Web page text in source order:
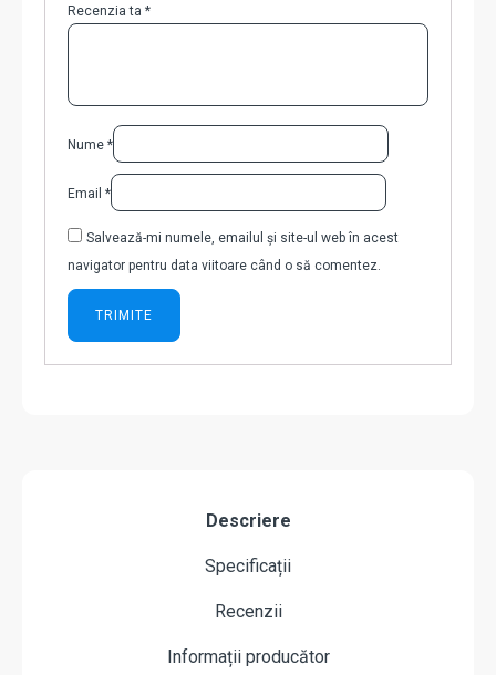
Recenzia ta *
Nume *
Email *
Salvează-mi numele, emailul și site-ul web în acest
navigator pentru data viitoare când o să comentez.
Descriere
Specificații
Recenzii
Informații producător